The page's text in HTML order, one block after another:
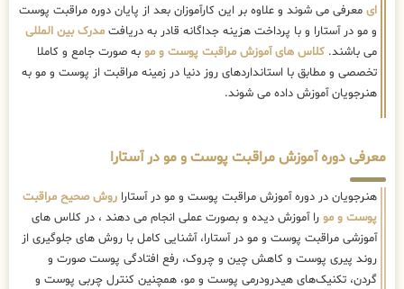
ای معرفی می شوند و علاوه بر این کارآموزان بعد از پایان دوره مراقبت پوست
و مو در آستارا و با پرداخت هزینه جداگانه قادر به دریافت مدرک بین المللی
می باشند. کلاس های آموزش مراقبت پوست و مو به صورت جامع و کاملا
تخصصی و مطابق با استانداردهای روز دنیا در زمینه مراقبت از پوست و مو به
هنرجویان آموزش داده می شوند.
معرفی دوره آموزش مراقبت پوست و مو در آستارا
هنرجویان در دوره آموزش مراقبت پوست و مو در آستارا روش صحیح مراقبت
پوست و مو را آموزش دیده و بصورت عملی انجام می دهند ، در کلاس های
آموزشی مراقبت پوست و مو در آستارا، آشنایی کامل با روش های جلوگیری از
روند پیری پوست و کاهش چین و چروک، رفع افتادگی پوست صورت و
گردن، تکنیک‌های هیدرودرمی پوست و مو، همچنین کنترل چربی پوست و